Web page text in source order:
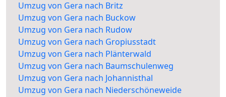
Umzug von Gera nach Britz
Umzug von Gera nach Buckow
Umzug von Gera nach Rudow
Umzug von Gera nach Gropiusstadt
Umzug von Gera nach Plänterwald
Umzug von Gera nach Baumschulenweg
Umzug von Gera nach Johannisthal
Umzug von Gera nach Niederschöneweide